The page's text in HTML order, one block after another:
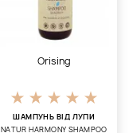
Orising
ШАМПУНЬ ВІД ЛУПИ
NATUR HARMONY SHAMPOO